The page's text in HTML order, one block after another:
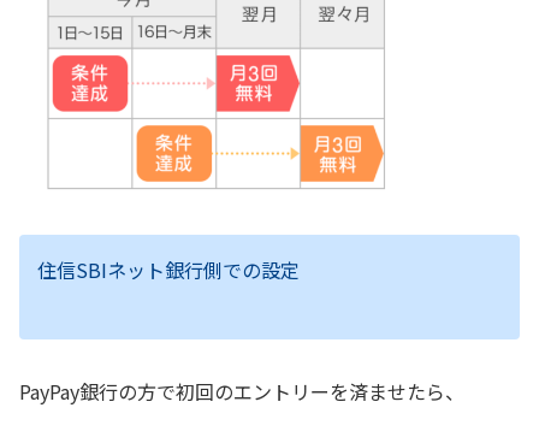
住信SBIネット銀行側での設定
PayPay銀行の方で初回のエントリーを済ませたら、